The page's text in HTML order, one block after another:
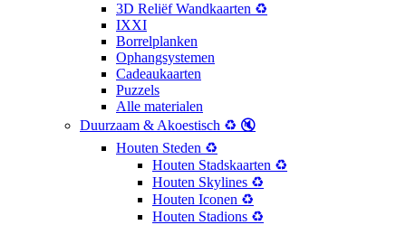
3D Reliëf Wandkaarten ♻️
IXXI
Borrelplanken
Ophangsystemen
Cadeaukaarten
Puzzels
Alle materialen
Duurzaam & Akoestisch ♻️ 🔇
Houten Steden ♻️
Houten Stadskaarten ♻️
Houten Skylines ♻️
Houten Iconen ♻️
Houten Stadions ♻️